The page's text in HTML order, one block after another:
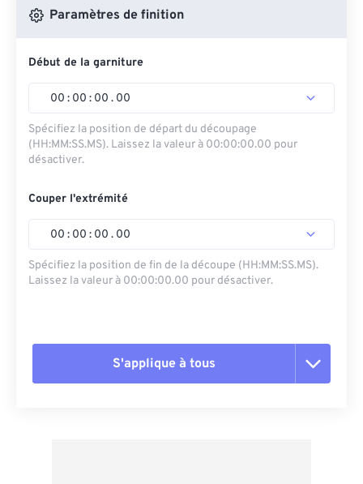
Paramètres de finition
Début de la garniture
00 : 00 : 00 . 00
Spécifiez la position de départ du découpage
(HH:MM:SS.MS). Laissez la valeur à 00:00:00.00 pour
désactiver.
Couper l'extrémité
00 : 00 : 00 . 00
Spécifiez la position de fin de la découpe (HH:MM:SS.MS).
Laissez la valeur à 00:00:00.00 pour désactiver.
S'applique à tous